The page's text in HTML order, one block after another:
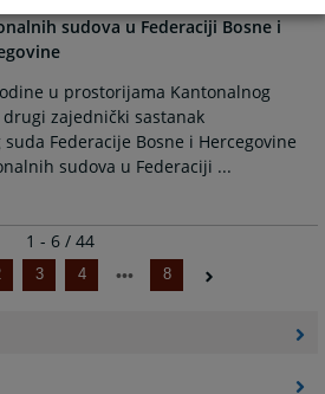
sudova u Federaciji Bosne i
u prostorijama Kantonalnog
zajednički sastanak
Federacije Bosne i Hercegovine
sudova u Federaciji ...
1 - 6 / 44
3 4 8